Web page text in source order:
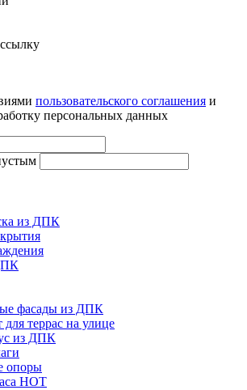
пользовательского соглашения и
персональных данных
из ДПК
фасады из ДПК
террас на улице
из ДПК
опоры
НОТ